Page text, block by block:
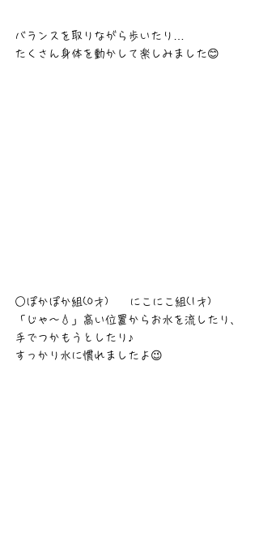
バランスを取りながら歩いたり…
たくさん身体を動かして楽しみました😊
○ぽかぽか組(0才)　  にこにこ組(1才)
「じゃ〜💧」高い位置からお水を流したり、
手でつかもうとしたり♪
すっかり水に慣れましたよ😉